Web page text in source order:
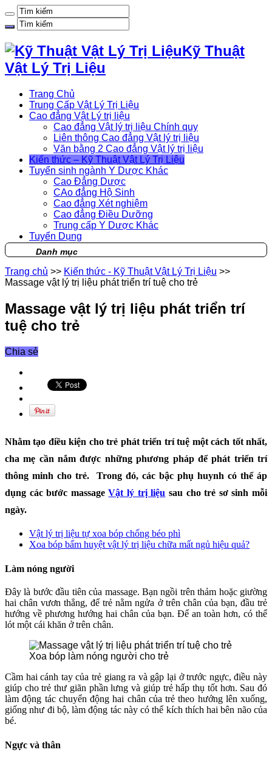
Kỹ Thuật
Vật Lý Trị Liệu
Trang Chủ
Trung Cấp Vật Lý Trị Liệu
Cao đẳng Vật Lý trị liệu
Cao đẳng Vật lý trị liệu Chính quy
Liên thông Cao đẳng Vật lý trị liệu
Văn bằng 2 Cao đẳng Vật lý trị liệu
Kiến thức – Kỹ Thuật Vật Lý Trị Liệu
Tuyển sinh ngành Y Dược Khác
Cao Đẳng Dược
CAo đẳng Hộ Sinh
Cao đẳng Xét nghiệm
Cao đẳng Điều Dưỡng
Trung cấp Y Dược Khác
Tuyển Dụng
Danh mục
Trang chủ >> Kiến thức - Kỹ Thuật Vật Lý Trị Liệu >>
Massage vật lý trị liệu phát triển trí tuệ cho trẻ
Massage vật lý trị liệu phát triển trí
tuệ cho trẻ
Chia sẻ
Nhằm tạo điều kiện cho trẻ phát triển trí tuệ một cách tốt nhất,
cha mẹ cần nắm được những phương pháp để phát triển trí
thông minh cho trẻ. Trong đó, các bậc phụ huynh có thể áp
dụng các bước massageVật lý trị liệu sau cho trẻ sơ sinh mỗi
ngày.
Vật lý trị liệu tự xoa bóp chống béo phì
Xoa bóp bấm huyệt vật lý trị liệu chữa mất ngủ hiệu quả?
Làm nóng người
Đây là bước đầu tiên của massage. Bạn ngồi trên thảm hoặc giường
hai chân vươn thẳng, để trẻ nằm ngửa ở trên chân của bạn, đầu trẻ
hướng về phương hướng hai chân của bạn. Để an toàn hơn, có thể
lót một cái khăn ở trên chân.
Xoa bóp làm nóng người cho trẻ
Cầm hai cánh tay của trẻ giang ra và gập lại ở trước ngực, điều này
giúp cho trẻ thư giãn phần lưng và giúp trẻ hấp thụ tốt hơn. Sau đó
làm động tác chuyển động hai chân của trẻ theo hướng lên xuống,
giống như đi bộ, làm động tác này có thể kích thích hai bên não của
bé.
Ngực và thân